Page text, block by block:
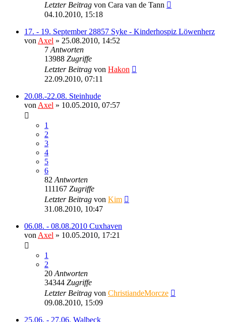
Letzter Beitrag von Cara van de Tann
04.10.2010, 15:18
17. - 19. September 28857 Syke - Kinderhospiz Löwenherz
vonAxel » 25.08.2010, 14:52
7Antworten
13988 Zugriffe
Letzter Beitrag von Hakon
22.09.2010, 07:11
20.08.-22.08. Steinhude
vonAxel » 10.05.2010, 07:57
1
2
3
4
5
6
82Antworten
111167 Zugriffe
Letzter Beitrag von Kim
31.08.2010, 10:47
06.08. - 08.08.2010 Cuxhaven
vonAxel » 10.05.2010, 17:21
1
2
20Antworten
34344 Zugriffe
Letzter Beitrag von ChristiandeMorcze
09.08.2010, 15:09
25.06. - 27.06. Walbeck